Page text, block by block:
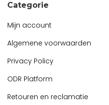
Categorie
Mijn account
Algemene voorwaarden
Privacy Policy
ODR Platform
Retouren en reclamatie